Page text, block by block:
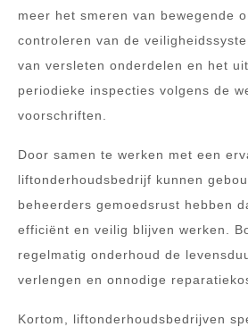
meer het smeren van bewegende
controleren van de
van versleten onderdelen en het
periodieke inspecties volgens de
voorschriften.
Door samen te werken met een
liftonderhoudsbedrijf kunnen
beheerders gemoedsrust hebben
efficiënt en veilig blijven werken.
regelmatig onderhoud de
verlengen en onnodige
Kortom, liftonderhoudsbedrijven